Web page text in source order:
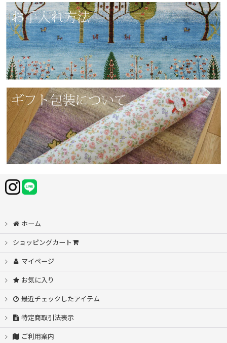
ホーム
ショッピングカート
マイページ
お気に入り
最近チェックしたアイテム
特定商取引法表示
ご利用案内